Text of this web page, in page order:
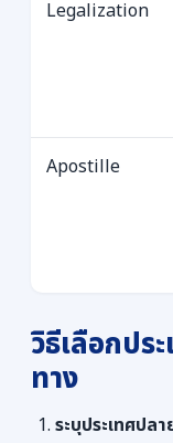
Legalization
Apostille
วิธีเลือกปร
ทาง
ระบุประเทศปล